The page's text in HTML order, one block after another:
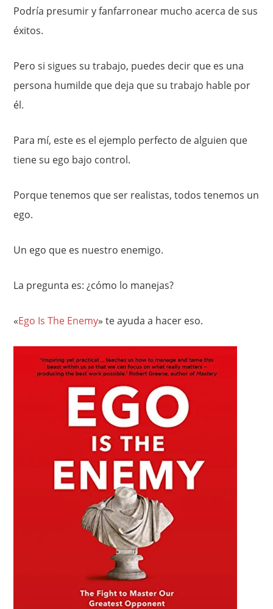
Podría presumir y fanfarronear mucho acerca de sus
éxitos.
Pero si sigues su trabajo, puedes decir que es una
persona humilde que deja que su trabajo hable por
él.
Para mí, este es el ejemplo perfecto de alguien que
tiene su ego bajo control.
Porque tenemos que ser realistas, todos tenemos un
ego.
Un ego que es nuestro enemigo.
La pregunta es: ¿cómo lo manejas?
«Ego Is The Enemy» te ayuda a hacer eso.